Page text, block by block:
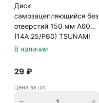
Диск
самозацепляющийся без
отверстий 150 мм А60
(14А 25/Р60) TSUNAMI
В наличии
29 ₽
Цена за шт.